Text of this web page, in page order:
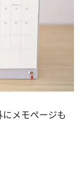
メモページも